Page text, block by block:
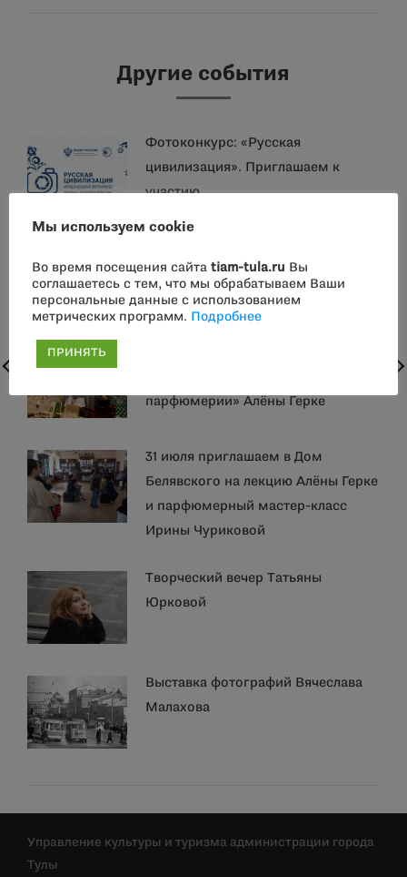
Другие события
Фотоконкурс: «Русская
цивилизация». Приглашаем к
участию.
Доме Белявского: мастер-классы,
дегустации, лекции
парфюмерии» Алёны Герке
31 июля приглашаем в Дом
Белявского на лекцию Алёны Герке
и парфюмерный мастер-класс
Ирины Чуриковой
Творческий вечер Татьяны
Юрковой
Выставка фотографий Вячеслава
Малахова
Управление культуры и туризма администрации города
Тулы
Мы используем cookie
Во время посещения сайта tiam-tula.ru Вы
соглашаетесь с тем, что мы обрабатываем Ваши
персональные данные с использованием
метрических программ.
Подробнее
ПРИНЯТЬ